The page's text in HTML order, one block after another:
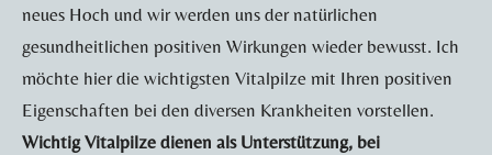
neues Hoch und wir werden uns der natürlichen
gesundheitlichen positiven Wirkungen wieder bewusst. Ich
möchte hier die wichtigsten Vitalpilze mit Ihren positiven
Eigenschaften bei den diversen Krankheiten vorstellen.
Wichtig Vitalpilze dienen als Unterstützung, bei